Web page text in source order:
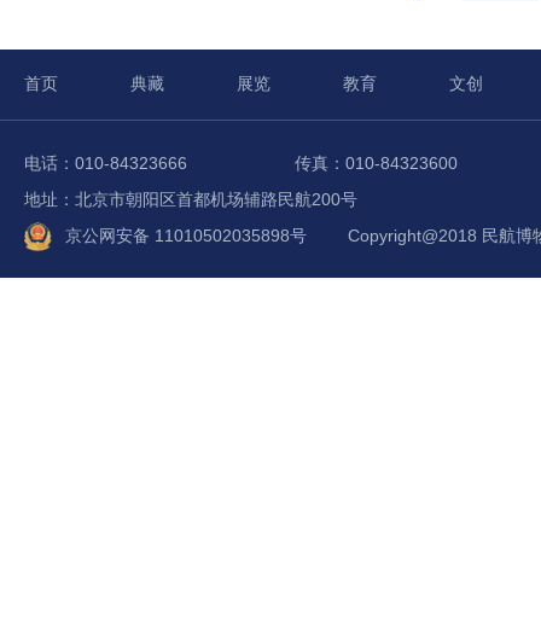
首页 典藏 展览 教育 文创
电话：010-84323666
传真：010-84323600
地址：北京市朝阳区首都机场辅路民航200号
京公网安备 11010502035898号
Copyright@2018 民航博